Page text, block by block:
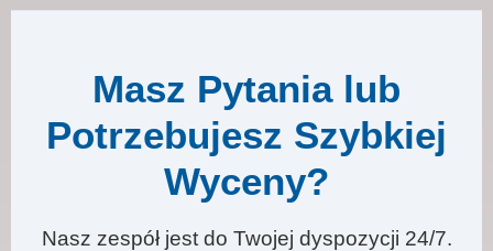
Masz Pytania lub
Potrzebujesz Szybkiej
Wyceny?
Nasz zespół jest do Twojej dyspozycji 24/7.